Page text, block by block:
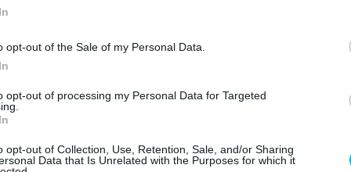
opt-out of the Sale of my Personal Data.
opt-out of processing my Personal Data for Targeted
opt-out of Collection, Use, Retention, Sale, and/or Sharing
Data that Is Unrelated with the Purposes for which it
και Εξωστρέφειας του Υπουργείου
Ιωάννης Σμυρλής
, ανέφερε:
κρίσιμους κλάδους της ελληνικής
όσο και στον ιδιωτικό τομέα παγκοσμίως, θα
τομέας είναι πλέον σε θέση να
αναπτύσσεται γρήγορα, το εργατικό
στους τομείς STEM, η χώρα βρίσκεται σε